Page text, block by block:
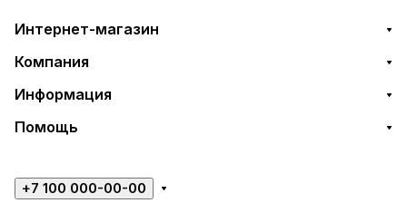
Интернет-магазин
Компания
Информация
Помощь
+7 100 000-00-00